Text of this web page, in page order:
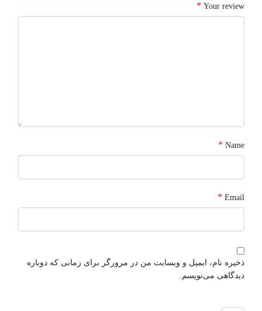
Your review
*
Name
*
Email
*
ذخیره نام، ایمیل و وبسایت من در مرورگر برای زمانی که دوباره
دیدگاهی می‌نویسم.